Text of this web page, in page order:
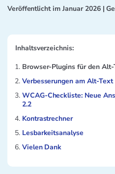
Veröffentlicht imJanuar 2026|
Inhaltsverzeichnis:
Browser-Plugins für den
Verbesserungen am Alt-
WCAG-Checkliste: Neue
2.2
Kontrastrechner
Lesbarkeitsanalyse
Vielen Dank